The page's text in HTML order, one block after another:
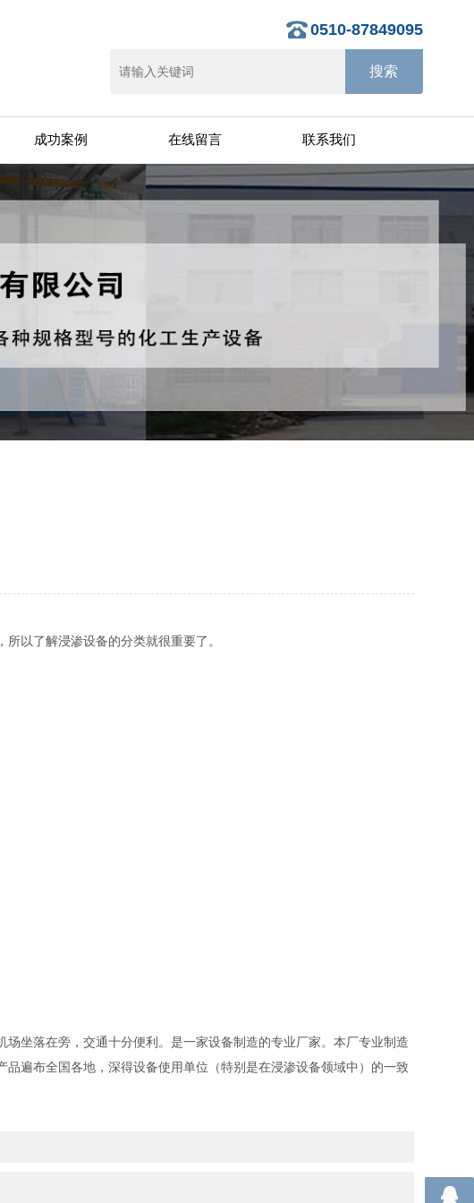
0510-87849095
成功案例 在线留言 联系我们
以了解浸渗设备的分类就很重要了。
坐落在旁，交通十分便利。是一家设备制造的专业厂家。本厂专业制造
遍布全国各地，深得设备使用单位（特别是在浸渗设备领域中）的一致